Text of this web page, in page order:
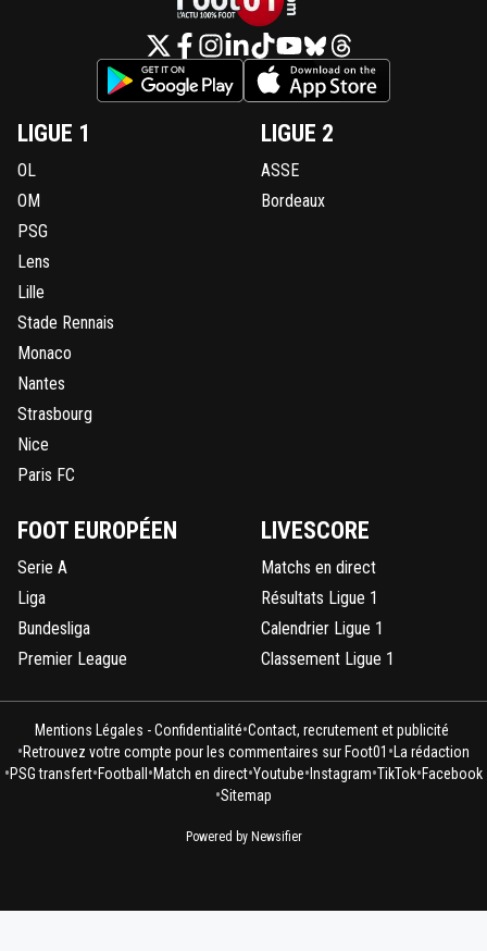
LIGUE 1
OL
OM
PSG
Lens
Lille
Stade Rennais
Monaco
Nantes
Strasbourg
Nice
Paris FC
LIGUE 2
ASSE
Bordeaux
FOOT EUROPÉEN
Serie A
Liga
Bundesliga
Premier League
LIVESCORE
Matchs en direct
Résultats Ligue 1
Calendrier Ligue 1
Classement Ligue 1
Mentions Légales - Confidentialité•Contact, recrutement et publicité
•Retrouvez votre compte pour les commentaires sur Foot01 • La rédaction
•PSG transfert•Football •Match en direct•Youtube• Instagram•TikTok•Facebook
•Sitemap
Powered by Newsifier